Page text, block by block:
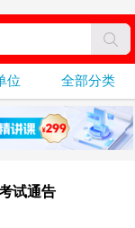
位 全部分类
试通告